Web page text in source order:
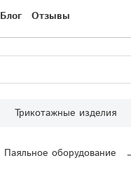
Блог Отзывы
Трикотажные изделия
Паяльное оборудование